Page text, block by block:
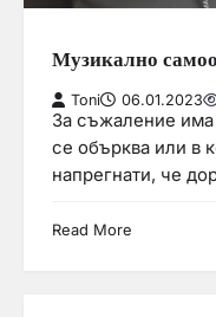
Музикално
Toni 06.01.2023
За съжаление има
се обърква или в
напрегнати, че
Read More